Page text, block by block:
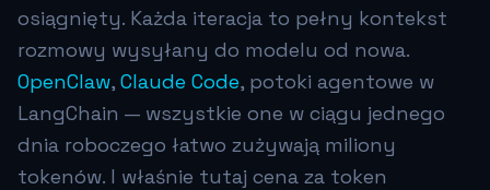
osiągnięty. Każda iteracja to pełny kontekst
rozmowy wysyłany do modelu od nowa.
OpenClaw, Claude Code, potoki agentowe w
LangChain — wszystkie one w ciągu jednego
dnia roboczego łatwo zużywają miliony
tokenów. I właśnie tutaj cena za token